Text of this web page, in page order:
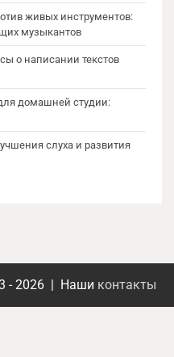
живых инструментов:
музыкантов
о написании текстов
домашней студии:
слуха и развития
- 2026 | Наши контакты